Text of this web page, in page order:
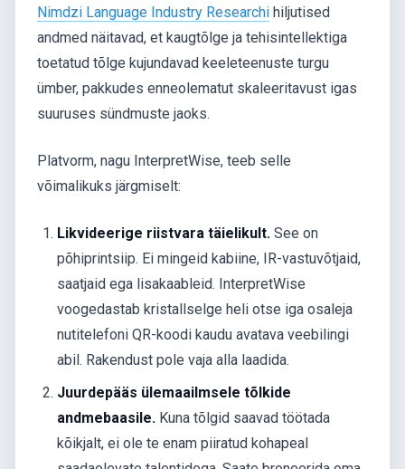
Nimdzi Language Industry Researchi hiljutised
andmed näitavad, et kaugtõlge ja tehisintellektiga
toetatud tõlge kujundavad keeleteenuste turgu
ümber, pakkudes enneolematut skaleeritavust igas
suuruses sündmuste jaoks.
Platvorm, nagu InterpretWise, teeb selle
võimalikuks järgmiselt:
Likvideerige riistvara täielikult. See on
põhiprintsiip. Ei mingeid kabiine, IR-vastuvõtjaid,
saatjaid ega lisakaableid. InterpretWise
voogedastab kristallselge heli otse iga osaleja
nutitelefoni QR-koodi kaudu avatava veebilingi
abil. Rakendust pole vaja alla laadida.
Juurdepääs ülemaailmsele tõlkide
andmebaasile. Kuna tõlgid saavad töötada
kõikjalt, ei ole te enam piiratud kohapeal